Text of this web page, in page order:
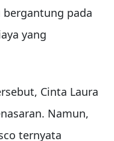
pada
yang
Cinta Laura
Namun,
ternyata